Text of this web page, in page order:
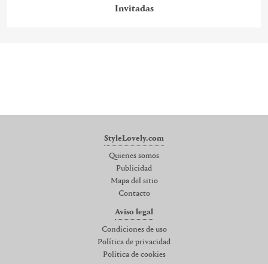
Invitadas
StyleLovely.com
Quienes somos
Publicidad
Mapa del sitio
Contacto
Aviso legal
Condiciones de uso
Política de privacidad
Política de cookies